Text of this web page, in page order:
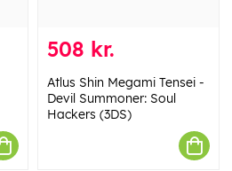
508 kr.
Atlus Shin Megami Tensei -
Devil Summoner: Soul
Hackers (3DS)